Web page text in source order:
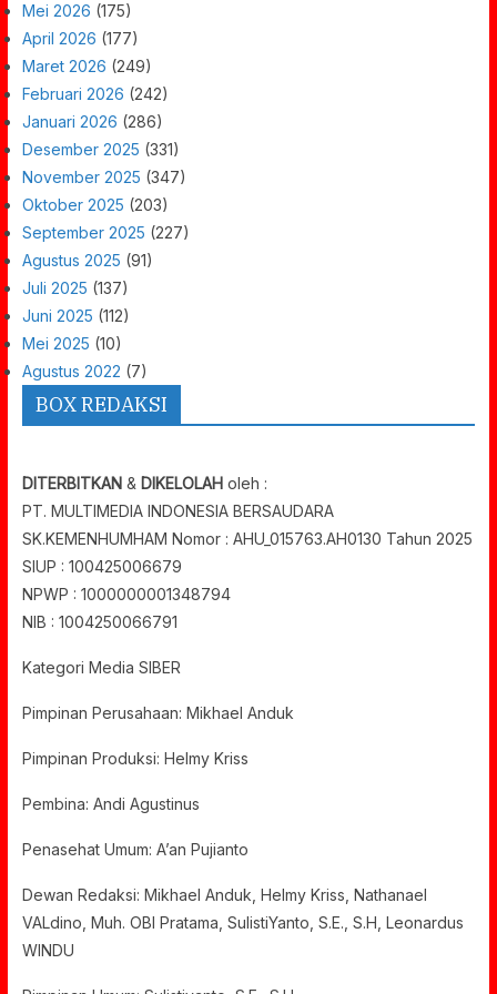
Mei 2026 (175)
April 2026 (177)
Maret 2026 (249)
Februari 2026 (242)
Januari 2026 (286)
Desember 2025 (331)
November 2025 (347)
Oktober 2025 (203)
September 2025 (227)
Agustus 2025 (91)
Juli 2025 (137)
Juni 2025 (112)
Mei 2025 (10)
Agustus 2022 (7)
BOX REDAKSI
DITERBITKAN& DIKELOLAHoleh :
PT. MULTIMEDIA INDONESIA BERSAUDARA
SK.KEMENHUMHAM Nomor : AHU_015763.AH0130 Tahun 2025
SIUP : 100425006679
NPWP : 1000000001348794
NIB : 1004250066791
Kategori Media SIBER
Pimpinan Perusahaan: Mikhael Anduk
Pimpinan Produksi: Helmy Kriss
Pembina: Andi Agustinus
Penasehat Umum: A’an Pujianto
Dewan Redaksi: Mikhael Anduk, Helmy Kriss, Nathanael
VALdino, Muh. OBI Pratama, SulistiYanto, S.E., S.H, Leonardus
WINDU